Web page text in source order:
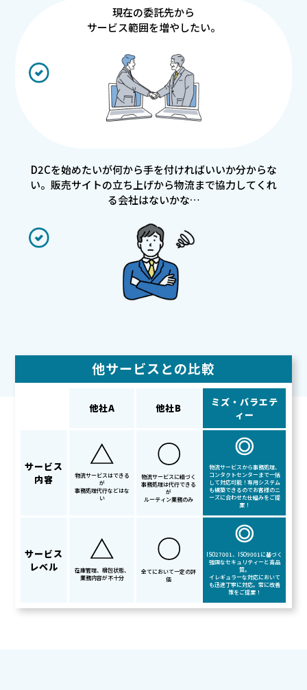
現在の委託先から
サービス範囲を増やしたい。
D2Cを始めたいが何から手を付ければいいか分からな
い。販売サイトの立ち上げから物流まで協力してくれ
る会社はないかな…
他サービスとの比較
他社A 他社B
ミズ・バラエテ
ィー
サービス
内容
物流サービスはできる
が
事務処理代行などはな
い
物流サービスに紐づく
事務処理は代行できる
が
ルーティン業務のみ
物流サービスから事務処理、
コンタクトセンターまで一括
して対応可能！専用システム
も構築できるのでお客様のニ
ーズに合わせた仕組みをご提
案！
サービス
レベル
在庫管理、梱包状態、
業務内容が不十分
全てにおいて一定の評
価
ISO27001、ISO9001に基づく
強固なセキュリティーと高品
質。
イレギュラーな対応において
も迅速丁寧に対応。常に改善
策をご提案！